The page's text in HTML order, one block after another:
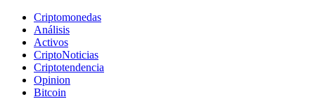
Criptomonedas
Análisis
Activos
CriptoNoticias
Criptotendencia
Opinion
Bitcoin